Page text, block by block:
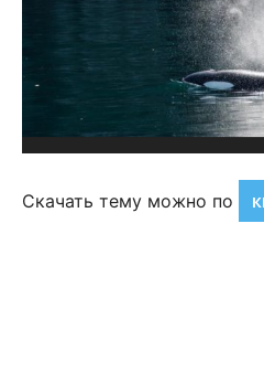
Скачать тему можно по